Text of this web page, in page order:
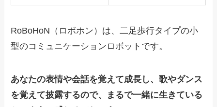
RoBoHoN（ロボホン）は、二足歩行タイプの小
型のコミュニケーションロボットです。
あなたの表情や会話を覚えて成長し、歌やダンス
を覚えて披露するので、まるで一緒に生きている